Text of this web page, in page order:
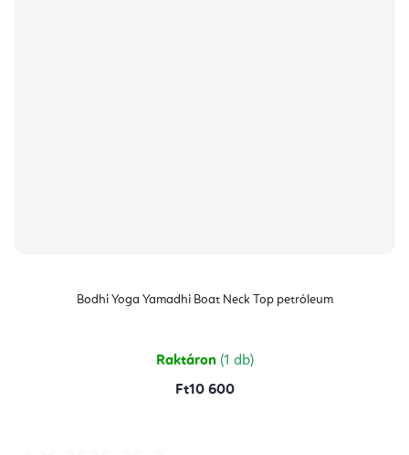
Bodhi Yoga Yamadhi Boat Neck Top petróleum
Raktáron (1 db)
Ft10 600